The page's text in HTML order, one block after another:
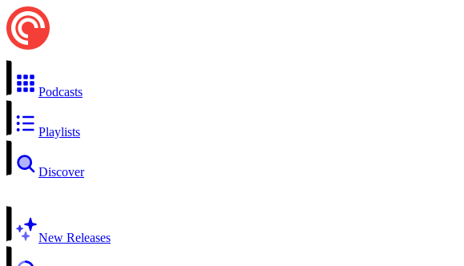
Podcasts
Playlists
Discover
New Releases